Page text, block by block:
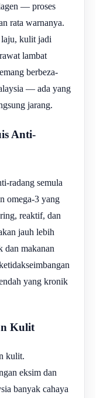
— proses
rata warnanya.
kulit jadi
lambat
berbeza-
— ada yang
jarang.
Anti-
radang semula
omega-3 yang
reaktif, dan
jauh lebih
dan makanan
yang kronik
Kulit
kulit.
eksim dan
banyak cahaya